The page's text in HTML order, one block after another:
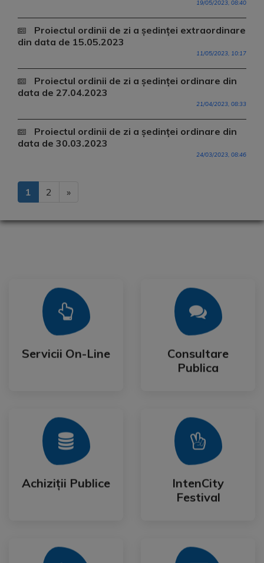
19/05/2023, 08:40
Proiectul ordinii de zi a ședinței extraordinare
din data de 15.05.2023
11/05/2023, 10:17
Proiectul ordinii de zi a ședinței ordinare din
data de 27.04.2023
21/04/2023, 08:33
Proiectul ordinii de zi a ședinței ordinare din
data de 30.03.2023
24/03/2023, 08:46
1 2 »
Servicii On-Line
Servicii On-Line
Mai Mult
Consultare
Publica
Consultare
Publica
Mai Mult
Achiziții Publice
Achiziții Publice
Mai Mult
IntenCity
Festival
IntenCity
Festival
Mai Mult